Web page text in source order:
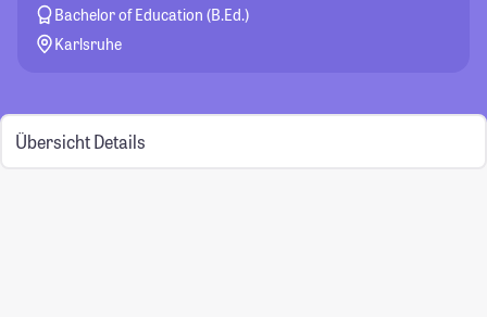
Bachelor of Education (B.Ed.)
Karlsruhe
Übersicht Details